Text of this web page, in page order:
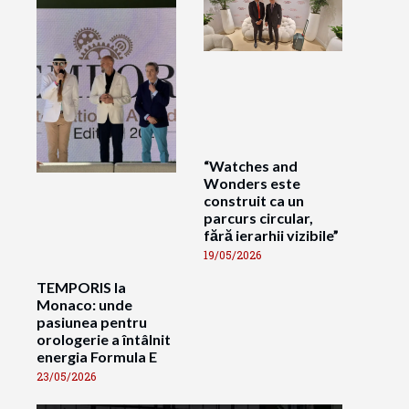
TEMPORIS la
Monaco: unde
pasiunea pentru
orologerie a întâlnit
energia Formula E
23/05/2026
“Watches and
Wonders este
construit ca un
parcurs circular,
fără ierarhii vizibile”
19/05/2026